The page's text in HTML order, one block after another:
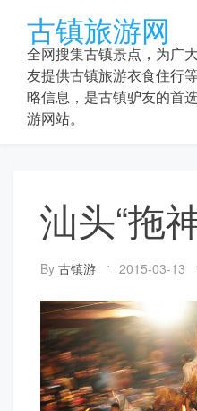
content
古镇旅游网
全网搜集古镇景点，为广
友提供古镇旅游衣食住行
略信息，是古镇驴友的首
游网站。
汕头“拖
By 古镇游 2015-03-13